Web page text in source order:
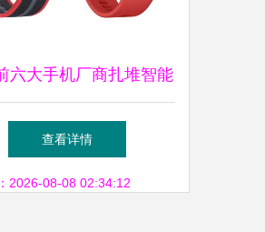
六大手机厂商扎堆智能
利润增长点还是红海
博弈？
查看详情
2026-08-08 02:34:12